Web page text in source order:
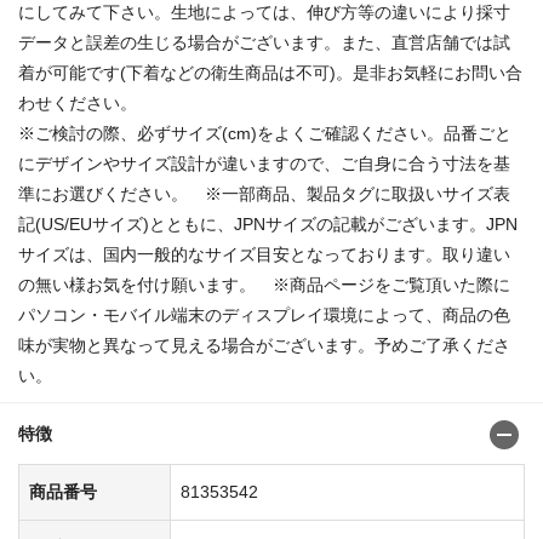
にしてみて下さい。生地によっては、伸び方等の違いにより採寸
データと誤差の生じる場合がございます。また、直営店舗では試
着が可能です(下着などの衛生商品は不可)。是非お気軽にお問い合
わせください。
※ご検討の際、必ずサイズ(cm)をよくご確認ください。品番ごと
にデザインやサイズ設計が違いますので、ご自身に合う寸法を基
準にお選びください。 ※一部商品、製品タグに取扱いサイズ表
記(US/EUサイズ)とともに、JPNサイズの記載がございます。JPN
サイズは、国内一般的なサイズ目安となっております。取り違い
の無い様お気を付け願います。 ※商品ページをご覧頂いた際に
パソコン・モバイル端末のディスプレイ環境によって、商品の色
味が実物と異なって見える場合がございます。予めご了承くださ
い。
特徴
商品番号 81353542